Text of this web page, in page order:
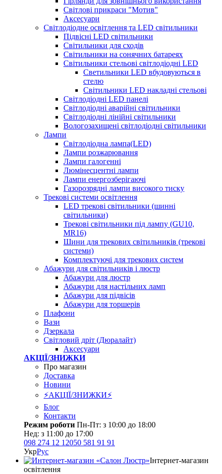
Світлові прикраси "Мотив"
Аксесуари
Світлодіодне освітлення та LED світильники
Підвісні LED світильники
Світильники для сходів
Світильники на сонячних батареях
Світильники стельові світлодіодні LED
Cветильники LED вбудовуються в
стелю
Світильники LED накладні стельові
Світлодіодні LED панелі
Світлодіодні аварійні світильники
Світлодіодні лінійні світильники
Вологозахищені світлодіодні світильники
Лампи
Світлодіодна лампа(LED)
Лампи розжарювання
Лампи галогенні
Люмінесцентні лампи
Лампи енергозберігаючі
Газорозрядні лампи високого тиску
Трекові системи освітлення
LED трекові світильники (шинні
світильники)
Трекові світильники під лампу (GU10,
MR16)
Шини для трекових світильників (трекові
системи)
Комплектуючі для трекових систем
Абажури для світильників і люстр
Абажури для люстр
Абажури для настільних ламп
Абажури для підвісів
Абажури для торшерів
Плафони
Вази
Дзеркала
Світловий дріт (Дюралайт)
Аксесуари
АКЦІЇ/ЗНИЖКИ
Про магазин
Доставка
Новини
⚡АКЦІЇ/ЗНИЖКИ⚡
Блог
Контакти
Режим роботи Пн-Пт: з 10:00 до 18:00
Нед: з 11:00 до 17:00
098 274 12 12050 581 91 91
УкрРус
Інтернет-магазин
освітлення